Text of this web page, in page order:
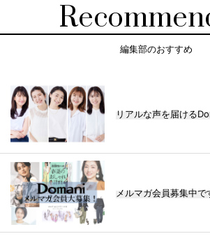
編集部のおすすめ
リアルな声を届ける
メルマガ会員募集中で